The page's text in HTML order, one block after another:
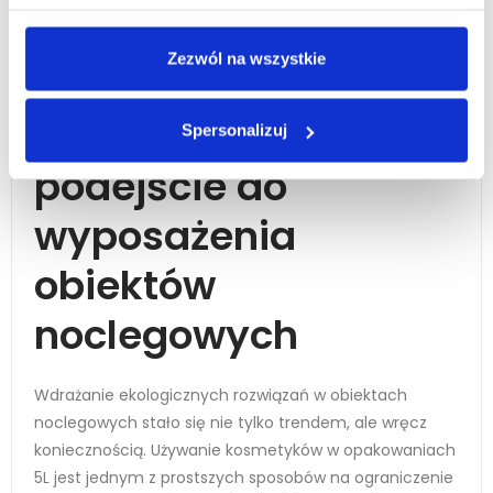
Zezwól na wszystkie
Spersonalizuj
optymalizować działalność swojego obiektu i
skoncentrować się na najważniejszych aspektach
prowadzenia biznesu hotelowego.
Ekologiczne
podejście do
wyposażenia
obiektów
noclegowych
Wdrażanie ekologicznych rozwiązań w obiektach
noclegowych stało się nie tylko trendem, ale wręcz
koniecznością. Używanie kosmetyków w opakowaniach
5L jest jednym z prostszych sposobów na ograniczenie